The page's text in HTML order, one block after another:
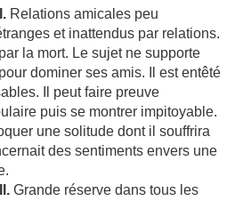
Relations amicales peu
et inattendus par relations.
la mort. Le sujet ne supporte
dominer ses amis. Il est entêté
Il peut faire preuve
puis se montrer impitoyable.
une solitude dont il souffrira
des sentiments envers une
Grande réserve dans tous les